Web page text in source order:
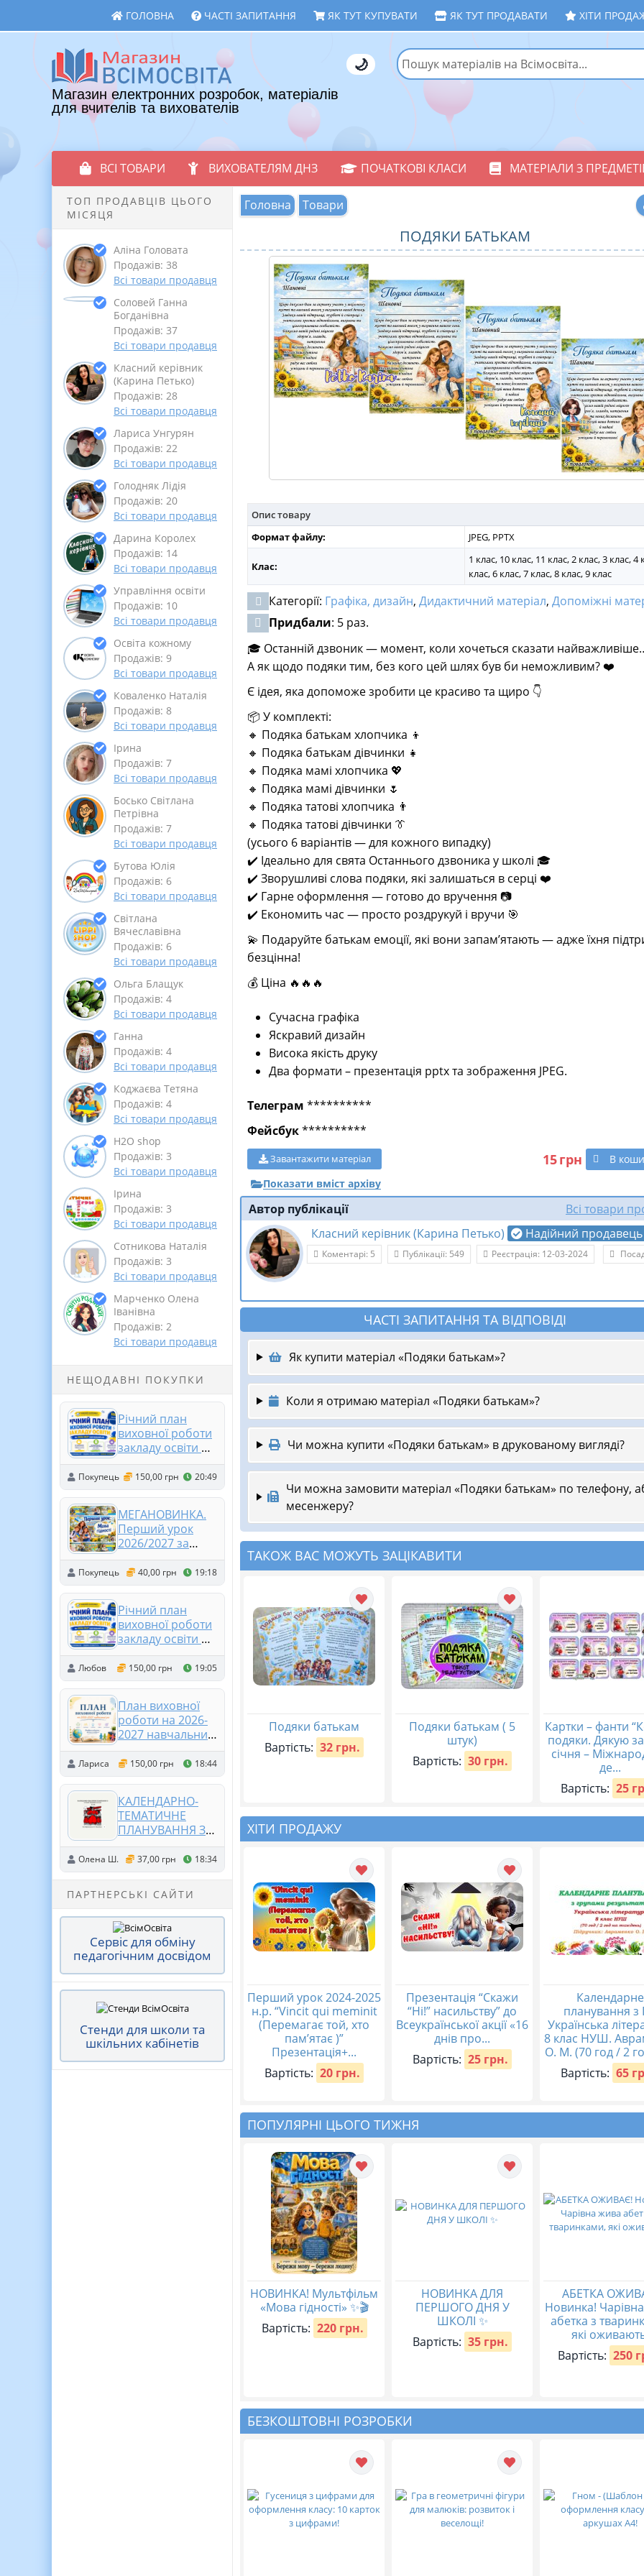
ГОЛОВНА ЧАСТІ ЗАПИТАННЯ ЯК ТУТ КУПУВАТИ ЯК ТУТ ПРОДАВАТИ ХІТИ
Магазин електронних розробок, матеріалів
для вчителів та вихователів
🌙
ВСІ ТОВАРИ ВИХОВАТЕЛЯМ ДНЗ ПОЧАТКОВІ КЛАСИ МАТЕРІАЛИ З
ТОП ПРОДАВЦІВ ЦЬОГО
МІСЯЦЯ
Аліна Головата
Продажів: 38
Всі товари продавця
Соловей Ганна
Богданівна
Продажів: 37
Всі товари продавця
Класний керівник
(Карина Петько)
Продажів: 28
Всі товари продавця
Лариса Унгурян
Продажів: 22
Всі товари продавця
Голодняк Лідія
Продажів: 20
Всі товари продавця
Дарина Королех
Продажів: 14
Всі товари продавця
Управління освіти
Продажів: 10
Всі товари продавця
Освіта кожному
Продажів: 9
Всі товари продавця
Коваленко Наталія
Продажів: 8
Всі товари продавця
Ірина
Продажів: 7
Всі товари продавця
Босько Світлана
Петрівна
Продажів: 7
Всі товари продавця
Бутова Юлія
Продажів: 6
Всі товари продавця
Світлана
Вячеславівна
Продажів: 6
Всі товари продавця
Ольга Блащук
Продажів: 4
Всі товари продавця
Ганна
Продажів: 4
Всі товари продавця
Коджаєва Тетяна
Продажів: 4
Всі товари продавця
Н2О shop
Продажів: 3
Всі товари продавця
Ірина
Продажів: 3
Всі товари продавця
Сотникова Наталія
Продажів: 3
Всі товари продавця
Марченко Олена
Іванівна
Продажів: 2
Всі товари продавця
НЕЩОДАВНІ ПОКУПКИ
Річний план
виховної роботи
закладу освіти на
2026/2027
навчальний рік
Покупець 150,00 грн 20:49
МЕГАНОВИНКА.
Перший урок
2026/2027 за
рекомендаціями
МОН "Мова
гідності"
оформлення
дошки + конспект
(2-7 клас)
Покупець 40,00 грн 19:18
Річний план
виховної роботи
закладу освіти на
2026/2027
навчальний рік
Любов 150,00 грн 19:05
План виховної
роботи на 2026-
2027 навчальний
рік
Лариса 150,00 грн 18:44
КАЛЕНДАРНО-
ТЕМАТИЧНЕ
ПЛАНУВАННЯ З
ІСТОРІЇ УКРАЇНИ 9
КЛАС 52 години
(за підручником
О. Пометун)
Олена Ш. 37,00 грн 18:34
ПАРТНЕРСЬКІ САЙТИ
Сервіс для обміну
педагогічним досвідом
Стенди для школи та
шкільних кабінетів
Головна Товари
ПОДЯКИ БАТЬКАМ
Опис товару
Формат файлу:
JPEG, PPTX
Клас:
1 клас, 10 клас, 11 клас, 2 клас, 3 клас, 4
клас, 6 клас, 7 клас, 8 клас, 9 клас
Категорії: Графіка, дизайн, Дидактичний матеріал, Допоміжні
Придбали: 5 раз.
🎓 Останній дзвоник — момент, коли хочеться сказати
А як щодо подяки тим, без кого цей шлях був би неможливим? ❤️
Є ідея, яка допоможе зробити це красиво та щиро 👇
📦 У комплекті:
🔸 Подяка батькам хлопчика 👦
🔸 Подяка батькам дівчинки 👧
🔸 Подяка мамі хлопчика 💖
🔸 Подяка мамі дівчинки 🌷
🔸 Подяка татові хлопчика 👨
🔸 Подяка татові дівчинки 👔
(усього 6 варіантів — для кожного випадку)
✔️ Ідеально для свята Останнього дзвоника у школі 🎓
✔️ Зворушливі слова подяки, які залишаться в серці ❤️
✔️ Гарне оформлення — готово до вручення 📷
✔️ Економить час — просто роздрукуй і вручи 🎯
💫 Подаруйте батькам емоції, які вони запам’ятають — адже їхня
безцінна!
💰 Ціна 🔥🔥🔥
Сучасна графіка
Яскравий дизайн
Висока якість друку
Два формати – презентація pptx та зображення JPEG.
Телеграм **********
Фейсбук**********
15грн В
Завантажити матеріал
Показати вміст архіву
Автор публікації
Всі товари
Класний керівник (Карина Петько)
Надійний продавець
Коментарі: 5 Публікації: 549 Реєстрація: 12-03-2024
ЧАСТІ ЗАПИТАННЯ ТА ВІДПОВІДІ
Як купити матеріал «Подяки батькам»?
Коли я отримаю матеріал «Подяки батькам»?
Чи можна купити «Подяки батькам» в друкованому вигляді?
Чи можна замовити матеріал «Подяки батькам» по телефону,
месенжеру?
ТАКОЖ ВАС МОЖУТЬ ЗАЦІКАВИТИ
Подяки батькам
Вартість: 32 грн.
Подяки батькам ( 5
штук)
Вартість: 30 грн.
Картки – фанти
подяки. Дякую
січня –
де...
Вартість: 25
ХІТИ ПРОДАЖУ
Перший урок 2024-2025
н.р. “Vincit qui meminit
(Перемагає той, хто
пам’ятає )”
Презентація+...
Вартість: 20 грн.
Презентація “Скажи
“Ні!” насильству” до
Всеукраїнської акції «16
днів про...
Вартість: 25 грн.
Календарне
планування з
Українська
8 клас НУШ.
О. М. (70 год / 2
Вартість: 65
ПОПУЛЯРНІ ЦЬОГО ТИЖНЯ
НОВИНКА! Мультфільм
«Мова гідності» ✨🎬
Вартість: 220 грн.
НОВИНКА ДЛЯ
ПЕРШОГО ДНЯ У
ШКОЛІ ✨
Вартість: 35 грн.
АБЕТКА
Новинка!
абетка з
які
Вартість: 250
БЕЗКОШТОВНІ РОЗРОБКИ